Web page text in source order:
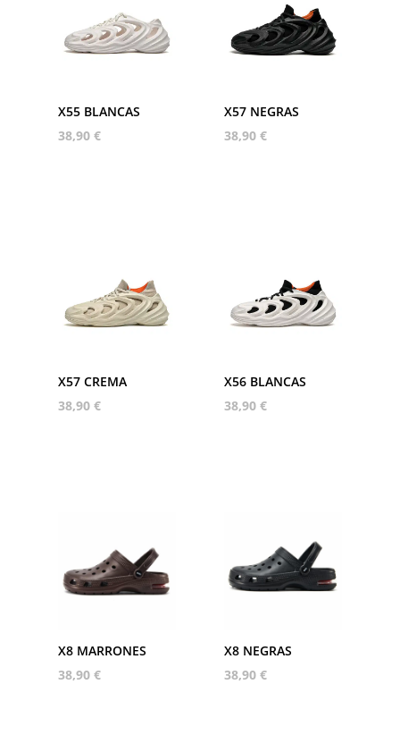
X55 BLANCAS
38,90 €
X57 NEGRAS
38,90€
X57 CREMA
38,90 €
X56 BLANCAS
38,90€
X8 MARRONES
38,90 €
X8 NEGRAS
38,90€